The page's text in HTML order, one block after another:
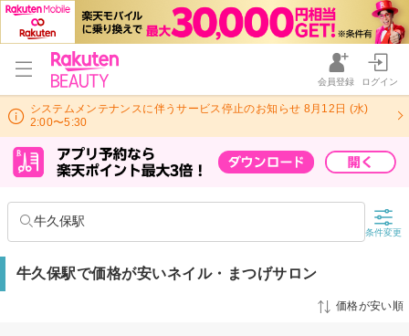
会員登録 ログイン
システムメンテナンスに伴うサービス停止のお知らせ 8月12日 (水)
2:00〜5:30
牛久保駅
条件変更
牛久保駅で価格が安いネイル・まつげサロン
価格が安い順